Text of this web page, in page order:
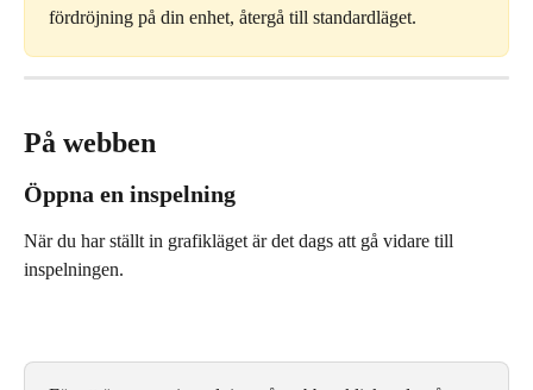
fördröjning på din enhet, återgå till standardläget.
På webben
Öppna en inspelning
När du har ställt in grafikläget är det dags att gå vidare till
inspelningen.